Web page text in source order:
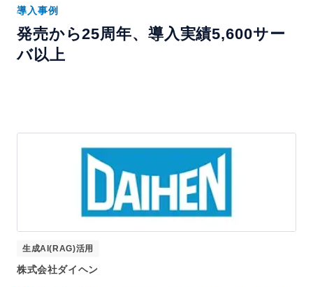
導入事例
発売から25周年、導入実績5,600サー
バ以上
生成AI(RAG)活用
株式会社ダイヘン